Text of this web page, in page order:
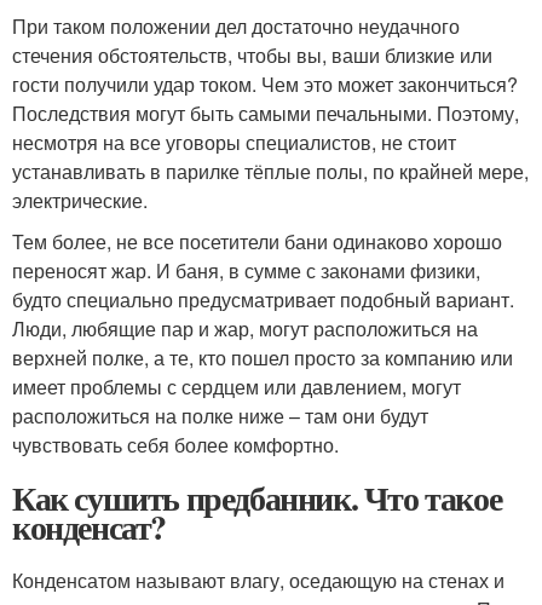
При таком положении дел достаточно неудачного
стечения обстоятельств, чтобы вы, ваши близкие или
гости получили удар током. Чем это может закончиться?
Последствия могут быть самыми печальными. Поэтому,
несмотря на все уговоры специалистов, не стоит
устанавливать в парилке тёплые полы, по крайней мере,
электрические.
Тем более, не все посетители бани одинаково хорошо
переносят жар. И баня, в сумме с законами физики,
будто специально предусматривает подобный вариант.
Люди, любящие пар и жар, могут расположиться на
верхней полке, а те, кто пошел просто за компанию или
имеет проблемы с сердцем или давлением, могут
расположиться на полке ниже – там они будут
чувствовать себя более комфортно.
Как сушить предбанник. Что такое
конденсат?
Конденсатом называют влагу, оседающую на стенах и